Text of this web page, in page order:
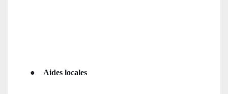
● Aides locales